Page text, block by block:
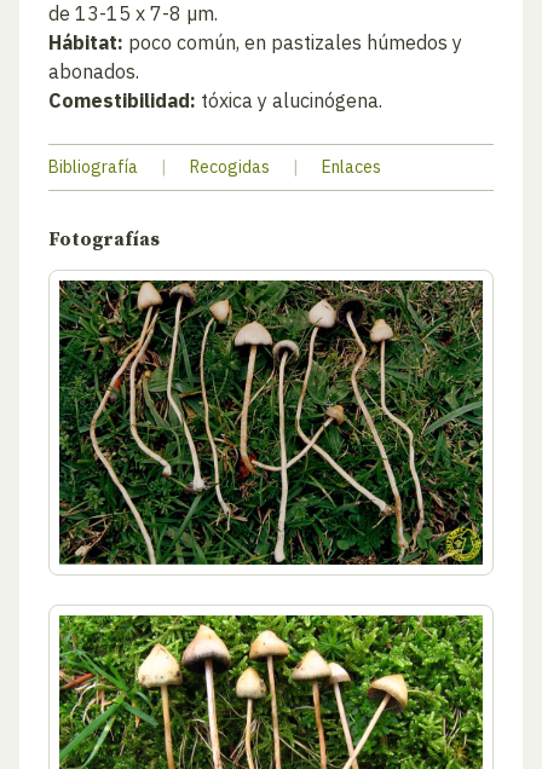
de 13-15 x 7-8 µm.
Hábitat: poco común, en pastizales húmedos y
abonados.
Comestibilidad: tóxica y alucinógena.
Bibliografía | Recogidas | Enlaces
Fotografías